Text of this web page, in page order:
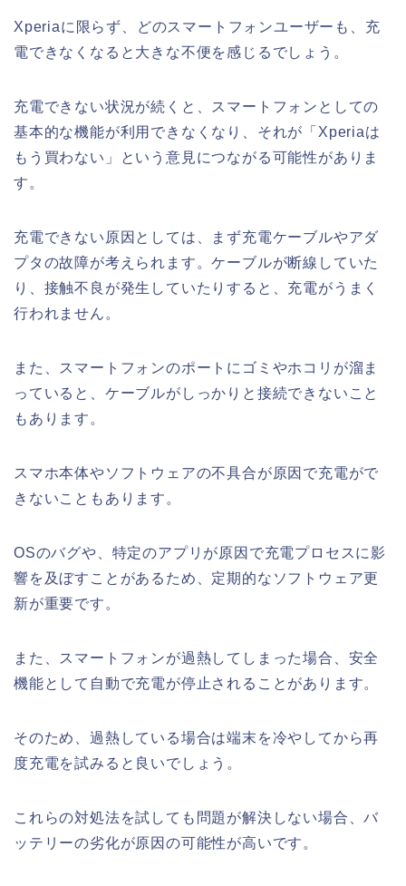
Xperiaに限らず、どのスマートフォンユーザーも、充
電できなくなると大きな不便を感じるでしょう。
充電できない状況が続くと、スマートフォンとしての
基本的な機能が利用できなくなり、それが「Xperiaは
もう買わない」という意見につながる可能性がありま
す。
充電できない原因としては、まず充電ケーブルやアダ
プタの故障が考えられます。ケーブルが断線していた
り、接触不良が発生していたりすると、充電がうまく
行われません。
また、スマートフォンのポートにゴミやホコリが溜ま
っていると、ケーブルがしっかりと接続できないこと
もあります。
スマホ本体やソフトウェアの不具合が原因で充電がで
きないこともあります。
OSのバグや、特定のアプリが原因で充電プロセスに影
響を及ぼすことがあるため、定期的なソフトウェア更
新が重要です。
また、スマートフォンが過熱してしまった場合、安全
機能として自動で充電が停止されることがあります。
そのため、過熱している場合は端末を冷やしてから再
度充電を試みると良いでしょう。
これらの対処法を試しても問題が解決しない場合、バ
ッテリーの劣化が原因の可能性が高いです。